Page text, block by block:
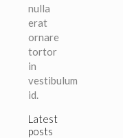
nulla
erat
ornare
tortor
in
vestibulum
id.
Latest
posts